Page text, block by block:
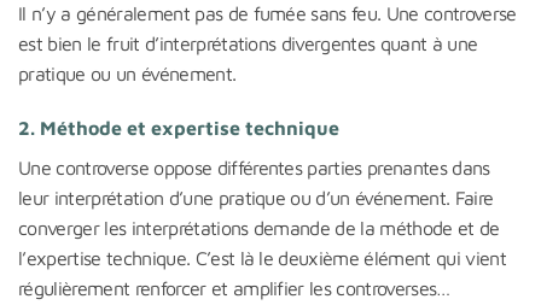
Il n’y a généralement pas de fumée sans feu. Une controverse
est bien le fruit d’interprétations divergentes quant à une
pratique ou un événement.
2. Méthode et expertise technique
Une controverse oppose différentes parties prenantes dans
leur interprétation d’une pratique ou d’un événement. Faire
converger les interprétations demande de la méthode et de
l’expertise technique. C’est là le deuxième élément qui vient
régulièrement renforcer et amplifier les controverses…